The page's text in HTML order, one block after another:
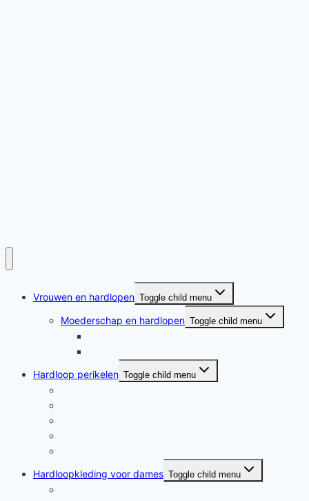
Vrouwen en hardlopen Toggle child menu
Moederschap en hardlopen Toggle child menu
Hardloop perikelen Toggle child menu
Hardloopkleding voor dames Toggle child menu